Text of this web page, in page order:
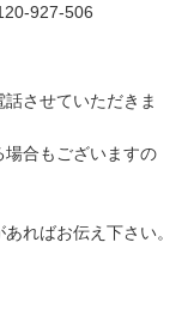
927-506
させていただきま
合もございますの
ればお伝え下さい。